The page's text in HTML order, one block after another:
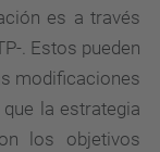
es a través
. Estos pueden
modificaciones
la estrategia
los objetivos